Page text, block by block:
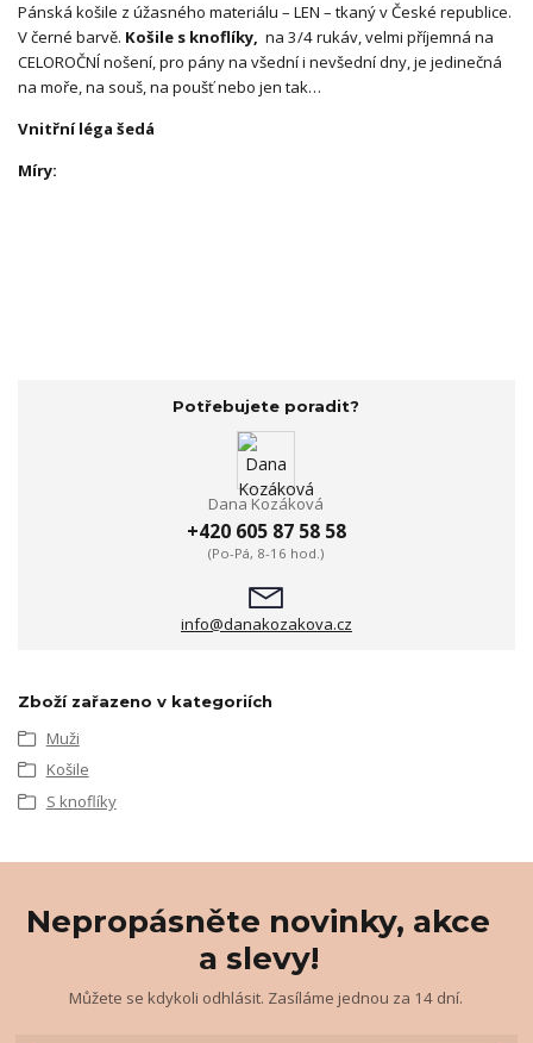
Pánská košile z úžasného materiálu – LEN – tkaný v České republice.
V černé barvě. Košile s knoflíky, na 3/4 rukáv, velmi příjemná na
CELOROČNÍ nošení, pro pány na všední i nevšední dny, je jedinečná
na moře, na souš, na poušť nebo jen tak…
Vnitřní léga šedá
Míry:
Potřebujete poradit?
Dana Kozáková
+420 605 87 58 58
(Po-Pá, 8-16 hod.)
info@danakozakova.cz
Zboží zařazeno v kategoriích
Muži
Košile
S knoflíky
Nepropásněte novinky, akce
a slevy!
Můžete se kdykoli odhlásit. Zasíláme jednou za 14 dní.